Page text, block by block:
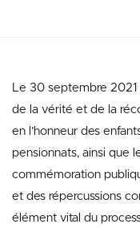
Le 30 septembre 2021
de la vérité et de la
en l’honneur des
pensionnats, ainsi que
commémoration
et des répercussions
élément vital du